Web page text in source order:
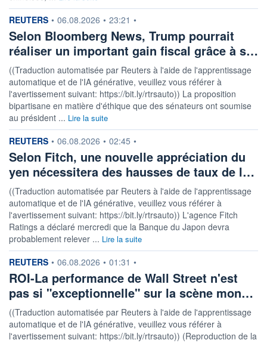
information fournie par
REUTERS • 06.08.2026 • 23:21 •
Selon Bloomberg News, Trump pourrait
réaliser un important gain fiscal grâce à s…
((Traduction automatisée par Reuters à l'aide de l'apprentissage
automatique et de l'IA générative, veuillez vous référer à
l'avertissement suivant: https://bit.ly/rtrsauto)) La proposition
bipartisane en matière d'éthique que des sénateurs ont soumise
au président ... Lire la suite
information fournie par
REUTERS • 06.08.2026 • 02:45 •
Selon Fitch, une nouvelle appréciation du
yen nécessitera des hausses de taux de l…
((Traduction automatisée par Reuters à l'aide de l'apprentissage
automatique et de l'IA générative, veuillez vous référer à
l'avertissement suivant: https://bit.ly/rtrsauto)) L'agence Fitch
Ratings a déclaré mercredi que la Banque du Japon devra
probablement relever ... Lire la suite
information fournie par
REUTERS • 06.08.2026 • 01:31 •
ROI-La performance de Wall Street n'est
pas si "exceptionnelle" sur la scène mon…
((Traduction automatisée par Reuters à l'aide de l'apprentissage
automatique et de l'IA générative, veuillez vous référer à
l'avertissement suivant: https://bit.ly/rtrsauto)) (Reproduction de la